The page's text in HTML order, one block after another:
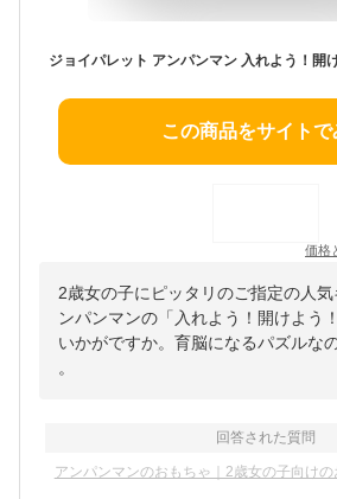
この商品をサイトで
価格
2歳女の子にピッタリのご指定の人
ンパンマンの「入れよう！開けよう
いかがですか。育脳になるパズルな
。
回答された質問
アンパンマンのおもちゃ｜2歳女の子向けの